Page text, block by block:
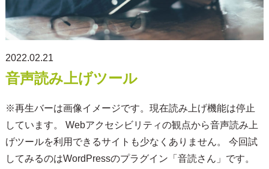
2022.02.21
音声読み上げツール
※再生バーは画像イメージです。現在読み上げ機能は停止
しています。 Webアクセシビリティの観点から音声読み上
げツールを利用できるサイトも少なくありません。 今回試
してみるのはWordPressのプラグイン「音読さん」です。